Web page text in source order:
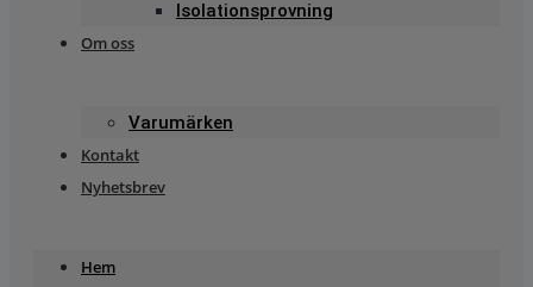
Isolationsprovning
Om oss
Varumärken
Kontakt
Nyhetsbrev
Hem